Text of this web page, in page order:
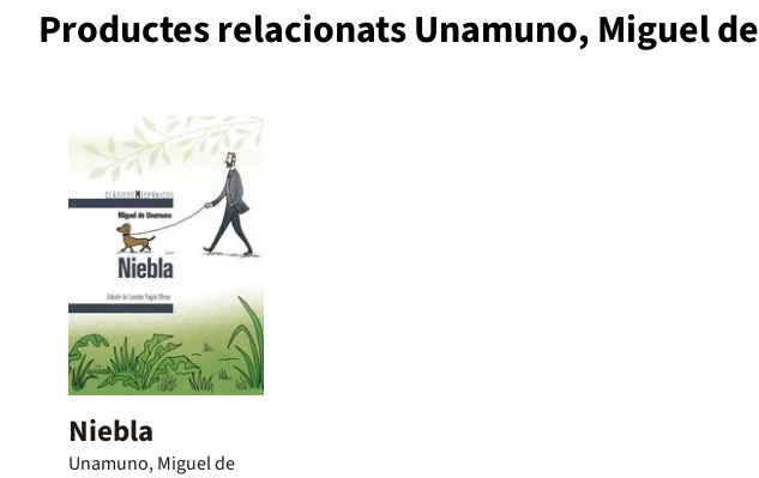
Productes relacionats Unamuno, Miguel de
Niebla
Unamuno, Miguel de